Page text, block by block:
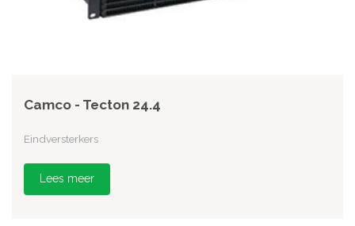
Camco - Tecton 24.4
Eindversterkers
Lees meer